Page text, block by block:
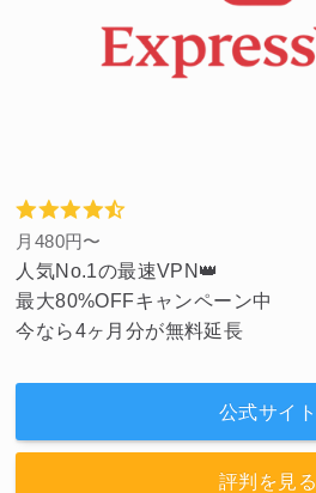
月480円〜
人気No.1の最速VPN👑
最大80%OFFキャンペーン中
今なら4ヶ月分が無料延長
公式サイト
評判を見る